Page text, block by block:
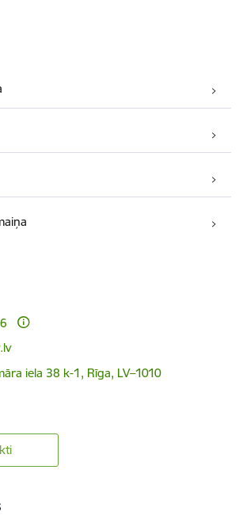
iela 38 k-1, Rīga, LV–1010